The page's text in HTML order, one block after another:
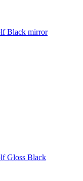
Black mirror
Gloss Black